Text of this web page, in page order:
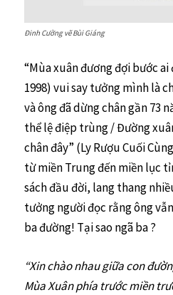
Đinh Cường vẽ Bùi Giáng
“Mùa xuân đương đợi bước ai
1998) vui say tưởng mình là
và ông đã dừng chân gần 73
thể lệ điệp trùng / Đường
chân đây” (Ly Rượu Cuối
từ miền Trung đến miền lục
sách đầu đời, lang thang
tưởng người đọc rằng ông
ba đường! Tại sao ngã ba ?
“Xin chào nhau giữa con
Mùa Xuân phía trước miền